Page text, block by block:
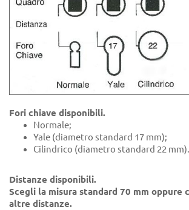
Fori chiave disponibili.
Normale;
Yale (diametro standard 17 mm);
Cilindrico (diametro standard 22 mm).
Distanze disponibili.
Scegli la misura standard 70 mm oppure
altre distanze.